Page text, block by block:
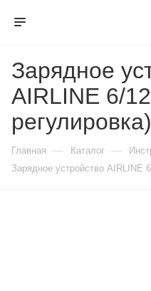
Зарядное
AIRLINE 6/
регулировка)
Главная — Каталог —
Зарядное устройство AIRLINE